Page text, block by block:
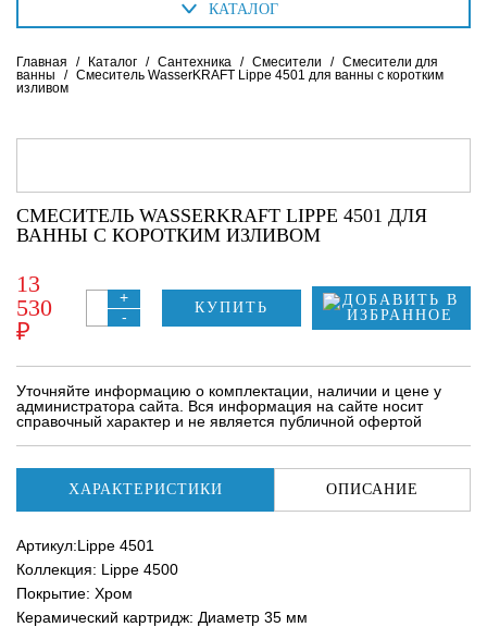
КАТАЛОГ
Главная / Каталог / Сантехника / Смесители / Смесители для
ванны
/ Смеситель WasserKRAFT Lippe 4501 для ванны с коротким
изливом
СМЕСИТЕЛЬ WASSERKRAFT LIPPE 4501 ДЛЯ
ВАННЫ С КОРОТКИМ ИЗЛИВОМ
13
530
₽
+
-
КУПИТЬ
Уточняйте информацию о комплектации, наличии и цене у
администратора сайта. Вся информация на сайте носит
справочный характер и не является публичной офертой
ХАРАКТЕРИСТИКИ ОПИСАНИЕ
Артикул:Lippe 4501
Коллекция: Lippe 4500
Покрытие: Хром
Керамический картридж: Диаметр 35 мм